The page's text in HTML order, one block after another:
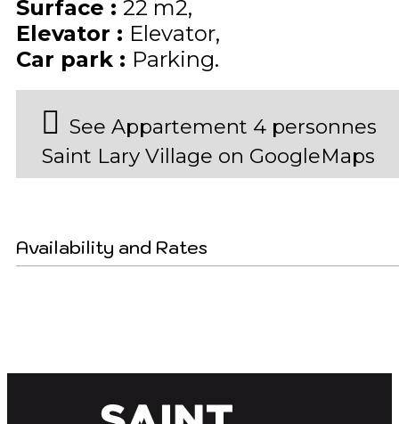
Surface : 22 m2
Elevator : Elevator
Car park : Parking
See Appartement 4 personnes
Saint Lary Village on GoogleMaps
Availability and Rates